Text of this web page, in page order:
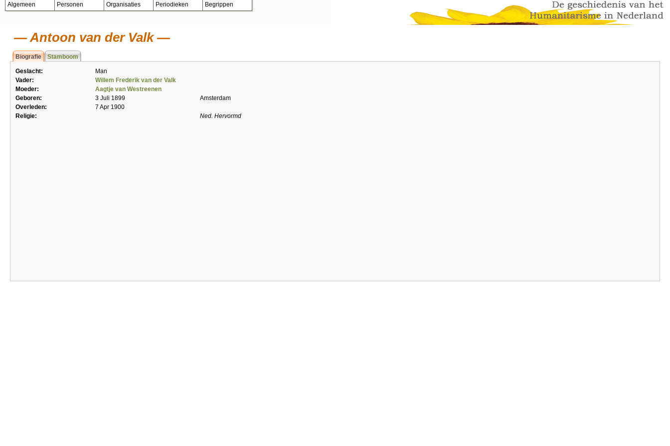
Algemeen Personen Organisaties Periodieken Begrippen
Antoon van der Valk
Biografie Stamboom
Geslacht:
Man
Vader:
Willem Frederik van der Valk
Moeder:
Aagtje van Westreenen
Geboren:
3 Juli 1899
Amsterdam
Overleden:
7 Apr 1900
Religie:
Ned. Hervormd